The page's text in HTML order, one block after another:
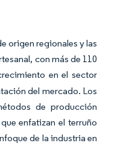
origen regionales y las
con más de 110
en el sector
del mercado. Los
de producción
enfatizan el terruño
de la industria en